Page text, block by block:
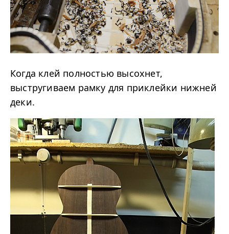
Когда клей полностью высохнет,
выстругиваем рамку для приклейки нижней
деки.